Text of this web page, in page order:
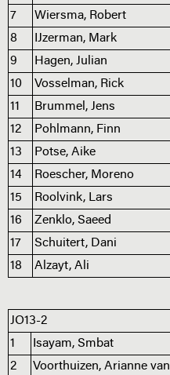
7
Wiersma, Robert
8
IJzerman, Mark
9
Hagen, Julian
10
Vosselman, Rick
11
Brummel, Jens
12
Pohlmann, Finn
13
Potse, Aike
14
Roescher, Moreno
15
Roolvink, Lars
16
Zenklo, Saeed
17
Schuitert, Dani
18
Alzayt, Ali
JO13-2
1
Isayam, Smbat
2
Voorthuizen, Arianne van